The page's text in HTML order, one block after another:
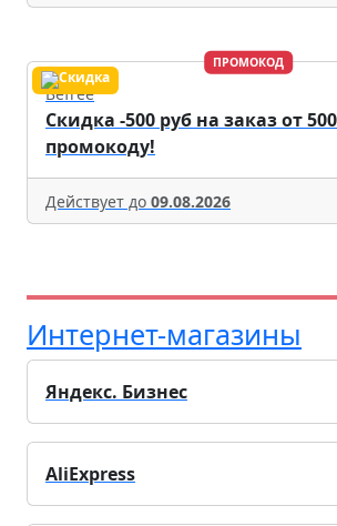
ПРОМОКОД
Befree
Скидка -500 руб на заказ от
промокоду!
Действует до 09.08.2026
Интернет-магазины
Яндекс. Бизнес
AliExpress